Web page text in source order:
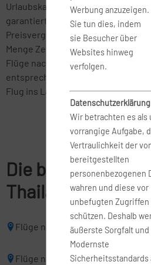
Urlaubskasse nicht zu sehr
garantiert billigsten Flug suchen,
Preisvergleich von Fluege.com
Menge Zeit und Frust und
Flüge nach Thailand angezeigt,
entsprechen. So finden Sie ganz
Flug ins Land des Lächelns.
Die beliebsten
Thailand
Flüge nach Bangkok
Flüge nach Krabi
Werbung anzuzeigen.
Sie tun dies, indem
sie Besucher über
Websites hinweg
verfolgen.
Datenschutzerklärung
Wir betrachten es als
vorrangige Aufgabe,
Vertraulichkeit der
bereitgestellten
personenbezogenen
wahren und diese vor
unbefugten Zugriffen
schützen. Deshalb
äußerste Sorgfalt und
Modernste
Sicherheitsstandards